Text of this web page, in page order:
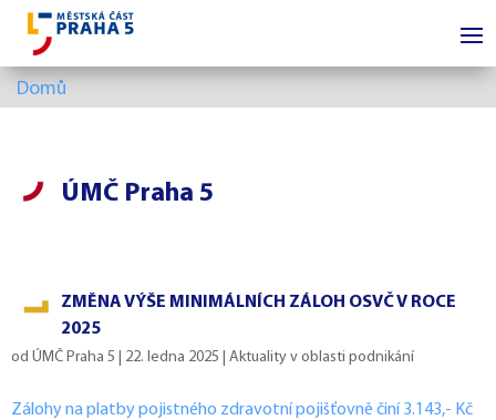
Domů
ÚMČ Praha 5
ZMĚNA VÝŠE MINIMÁLNÍCH ZÁLOH OSVČ V ROCE
2025
od ÚMČ Praha 5 22. ledna 2025 Aktuality v oblasti podnikání
Zálohy na platby pojistného zdravotní pojišťovně činí 3.143,- Kč